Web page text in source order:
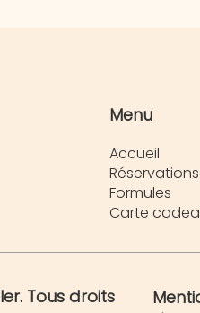
Menu
Accueil
Réservations
Formules
Carte
Tous droits